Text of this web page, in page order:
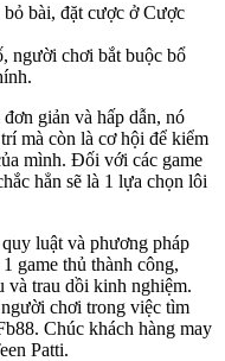
bài, đặt cược ở Cược
người chơi bắt buộc bổ
đơn giản và hấp dẫn, nó
mà còn là cơ hội để kiểm
mình. Đối với các game
hẳn sẽ là 1 lựa chọn lôi
luật và phương pháp
game thủ thành công,
và trau dồi kinh nghiệm.
chơi trong việc tìm
Chúc khách hàng may
Patti.